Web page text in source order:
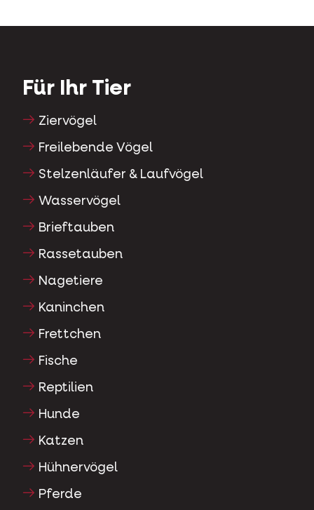
Für Ihr Tier
Ziervögel
Freilebende Vögel
Stelzenläufer & Laufvögel
Wasservögel
Brieftauben
Rassetauben
Nagetiere
Kaninchen
Frettchen
Fische
Reptilien
Hunde
Katzen
Hühnervögel
Pferde